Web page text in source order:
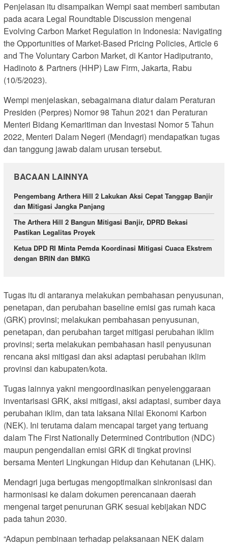
Penjelasan itu disampaikan Wempi saat memberi sambutan
pada acara Legal Roundtable Discussion mengenai
Evolving Carbon Market Regulation in Indonesia: Navigating
the Opportunities of Market-Based Pricing Policies, Article 6
and The Voluntary Carbon Market, di Kantor Hadiputranto,
Hadinoto & Partners (HHP) Law Firm, Jakarta, Rabu
(10/5/2023).
Wempi menjelaskan, sebagaimana diatur dalam Peraturan
Presiden (Perpres) Nomor 98 Tahun 2021 dan Peraturan
Menteri Bidang Kemaritiman dan Investasi Nomor 5 Tahun
2022, Menteri Dalam Negeri (Mendagri) mendapatkan tugas
dan tanggung jawab dalam urusan tersebut.
BACAAN LAINNYA
Pengembang Arthera Hill 2 Lakukan Aksi Cepat Tanggap Banjir
dan Mitigasi Jangka Panjang
The Arthera Hill 2 Bangun Mitigasi Banjir, DPRD Bekasi
Pastikan Legalitas Proyek
Ketua DPD RI Minta Pemda Koordinasi Mitigasi Cuaca Ekstrem
dengan BRIN dan BMKG
Tugas itu di antaranya melakukan pembahasan penyusunan,
penetapan, dan perubahan baseline emisi gas rumah kaca
(GRK) provinsi; melakukan pembahasan penyusunan,
penetapan, dan perubahan target mitigasi perubahan iklim
provinsi; serta melakukan pembahasan hasil penyusunan
rencana aksi mitigasi dan aksi adaptasi perubahan iklim
provinsi dan kabupaten/kota.
Tugas lainnya yakni mengoordinasikan penyelenggaraan
inventarisasi GRK, aksi mitigasi, aksi adaptasi, sumber daya
perubahan iklim, dan tata laksana Nilai Ekonomi Karbon
(NEK). Ini terutama dalam mencapai target yang tertuang
dalam The First Nationally Determined Contribution (NDC)
maupun pengendalian emisi GRK di tingkat provinsi
bersama Menteri Lingkungan Hidup dan Kehutanan (LHK).
Mendagri juga bertugas mengoptimalkan sinkronisasi dan
harmonisasi ke dalam dokumen perencanaan daerah
mengenai target penurunan GRK sesuai kebijakan NDC
pada tahun 2030.
“Adapun pembinaan terhadap pelaksanaan NEK dalam